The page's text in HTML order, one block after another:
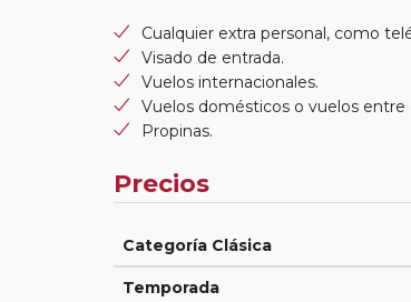
Cualquier extra personal, como
Visado de entrada.
Vuelos internacionales.
Vuelos domésticos o vuelos
Propinas.
Precios
Categoría Clásica
Temporada